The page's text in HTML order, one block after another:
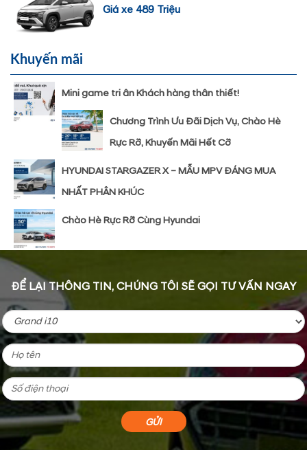
Giá xe 489 Triệu
Khuyến mãi
Mini game tri ân Khách hàng thân thiết!
Chương Trình Ưu Đãi Dịch Vụ, Chào Hè
Rực Rỡ, Khuyến Mãi Hết Cỡ
HYUNDAI STARGAZER X – MẪU MPV ĐÁNG MUA
NHẤT PHÂN KHÚC
Chào Hè Rực Rỡ Cùng Hyundai
ĐỂ LẠI THÔNG TIN, CHÚNG TÔI SẼ GỌI TƯ VẤN NGAY